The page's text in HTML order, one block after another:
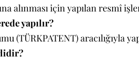
alınması için yapılan resmî
yapılır?
(TÜRKPATENT) aracılığıyla